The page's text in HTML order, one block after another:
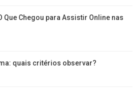
Que Chegou para Assistir Online nas
quais critérios observar?